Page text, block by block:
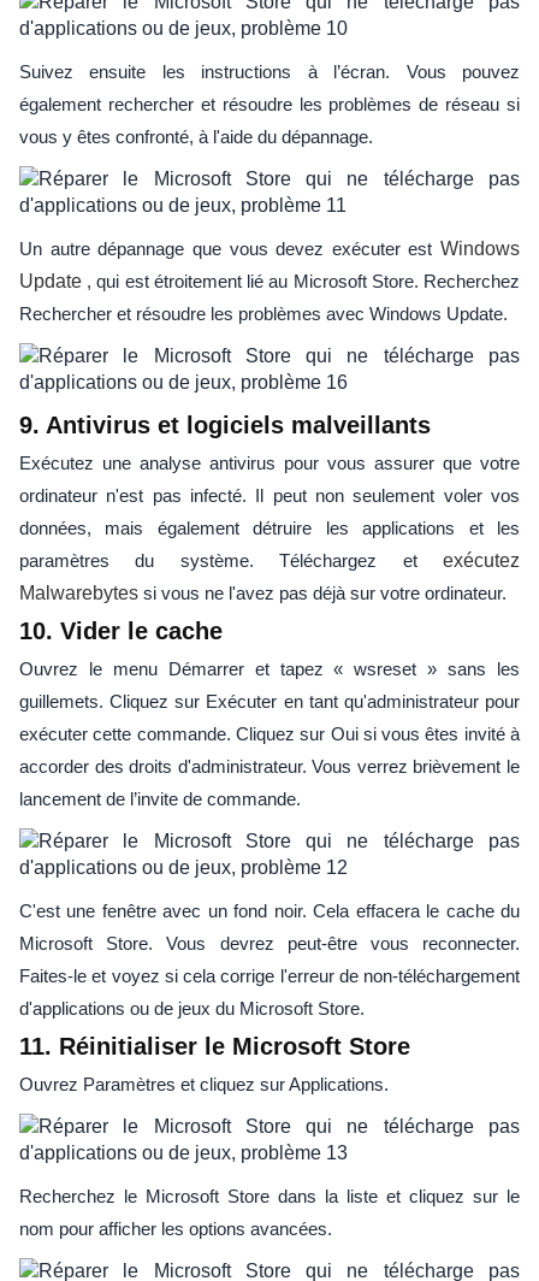
Suivez ensuite les instructions à l’écran. Vous pouvez
également rechercher et résoudre les problèmes de réseau si
vous y êtes confronté, à l'aide du dépannage.
Un autre dépannage que vous devez exécuter est Windows
Update , qui est étroitement lié au Microsoft Store. Recherchez
Rechercher et résoudre les problèmes avec Windows Update.
9. Antivirus et logiciels malveillants
Exécutez une analyse antivirus pour vous assurer que votre
ordinateur n'est pas infecté. Il peut non seulement voler vos
données, mais également détruire les applications et les
paramètres du système. Téléchargez et exécutez
Malwarebytes si vous ne l'avez pas déjà sur votre ordinateur.
10. Vider le cache
Ouvrez le menu Démarrer et tapez « wsreset » sans les
guillemets. Cliquez sur Exécuter en tant qu'administrateur pour
exécuter cette commande. Cliquez sur Oui si vous êtes invité à
accorder des droits d'administrateur. Vous verrez brièvement le
lancement de l’invite de commande.
C'est une fenêtre avec un fond noir. Cela effacera le cache du
Microsoft Store. Vous devrez peut-être vous reconnecter.
Faites-le et voyez si cela corrige l'erreur de non-téléchargement
d'applications ou de jeux du Microsoft Store.
11. Réinitialiser le Microsoft Store
Ouvrez Paramètres et cliquez sur Applications.
Recherchez le Microsoft Store dans la liste et cliquez sur le
nom pour afficher les options avancées.